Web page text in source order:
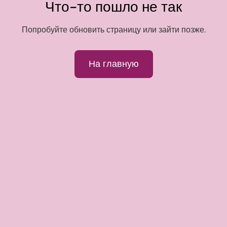
Что-то пошло не так
Попробуйте обновить страницу или зайти позже.
На главную